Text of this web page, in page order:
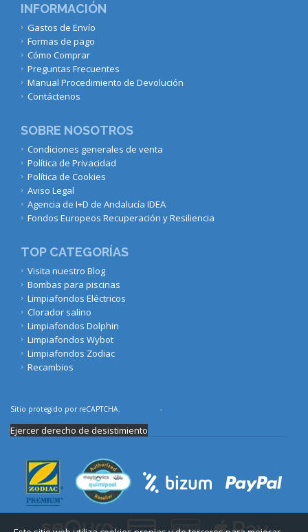
INFORMACIÓN
Gastos de Envío
Formas de pago
Cómo Comprar
Preguntas Frecuentes
Manual Procedimiento de Devolución
Contáctenos
SOBRE NOSOTROS
Condiciones generales de venta
Política de Privacidad
Política de Cookies
Aviso Legal
Agencia de I+D de Andalucía IDEA
Fondos Europeos Recuperación y Resiliencia
TOP CATEGORÍAS
Visita nuestro Blog
Bombas para piscinas
Limpiafondos Eléctricos
Clorador salino
Limpiafondos Dolphin
Limpiafondos Wybot
Limpiafondos Zodiac
Recambios
Sitio protegido por reCAPTCHA. -
Ejercer derecho de desistimiento